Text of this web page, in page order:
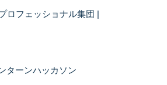
ロフェッショナル集団 |
ターンハッカソン